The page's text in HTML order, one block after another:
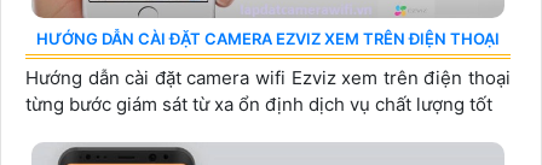
HƯỚNG DẪN CÀI ĐẶT CAMERA EZVIZ XEM TRÊN ĐIỆN THOẠI
Hướng dẫn cài đặt camera wifi Ezviz xem trên điện thoại
từng bước giám sát từ xa ổn định dịch vụ chất lượng tốt